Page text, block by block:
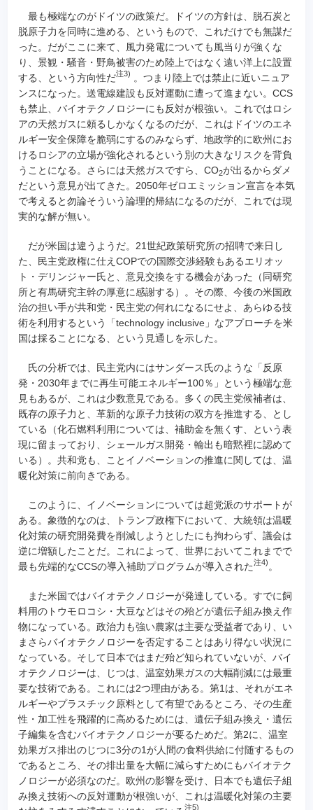
最も極端なのがドイツの政策だ。ドイツの方針は、脱石炭と
脱原子力を同時に進める、というもので、これだけでも無謀だ
った。だがここに来て、風力発電についても風当りが強くな
り、景観・騒音・野鳥被害のため陸上ではなく遠い洋上に設置
する、という方向性だ注3) 。つまり陸上では禁止に近いニュア
ンスになった。送電線建設も反対運動に遭って進まない。CCS
も禁止、バイオテクノロジーにも反対が根強い。これではロシ
アの天然ガスに頼るしかなくなるのだが、これはドイツのエネ
ルギー安全保障を脆弱にするのみならず、地政学的に欧州にお
けるロシアの立場が強化されるという別の大きなリスクを背負
うことになる。さらには天然ガスですら、CO2が出るからダメ
だという意見が出てきた。2050年ゼロエミッション宣言を本気
で考えると勿論そういう論理的帰結になるのだが、これでは現
実的な解が無い。
だが米国は違うようだ。21世紀政策研究所の招聘で来日し
た、民主党政権に仕えCOPでの国際交渉経験もあるエリオッ
ト・デリンジャー氏と、意見交換をする機会があった（同研究
所と有馬研究主幹の厚意に感謝する）。その際、今後の米国政
治の担い手が共和党・民主党の何れになるにせよ、あらゆる技
術を利用するという「technology inclusive」なアプローチを米
国は採ることになる、という見通しを示した。
氏の分析では、民主党内にはサンダース氏のような「反原
発・2030年までに再生可能エネルギー100％」という極端な意
見もあるが、これは少数意見である。多くの民主党候補者は、
既存の原子力と、革新的な原子力技術の双方を推進する、とし
ている（化石燃料利用については、補助金を無くす、という表
現に留まっており、シェールガス開発・輸出も暗黙裡に認めて
いる）。共和党も、ことイノベーションの推進に関しては、温
暖化対策に前向きである。
このように、イノベーションについては超党派のサポートが
ある。象徴的なのは、トランプ政権下において、大統領は温暖
化対策の研究開発費を削減しようとしたにも拘わらず、議会は
逆に増額したことだ。これによって、世界においてこれまでで
最も先端的なCCSの導入補助プログラムが導入された注4) 。
また米国ではバイオテクノロジーが発達している。すでに飼
料用のトウモロコシ・大豆などはその殆どが遺伝子組み換え作
物になっている。政治力も強い農家は主要な受益者であり、い
まさらバイオテクノロジーを否定することはあり得ない状況に
なっている。そして日本ではまだ殆ど知られていないが、バイ
オテクノロジーは、じつは、温室効果ガスの大幅削減には最重
要な技術である。これには2つ理由がある。第1は、それがエネ
ルギーやプラスチック原料として有望であるところ、その生産
性・加工性を飛躍的に高めるためには、遺伝子組み換え・遺伝
子編集を含むバイオテクノロジーが要るためだ。第2に、温室
効果ガス排出のじつに3分の1が人間の食料供給に付随するもの
であるところ、その排出量を大幅に減らすためにもバイオテク
ノロジーが必須なのだ。欧州の影響を受け、日本でも遺伝子組
み換え技術への反対運動が根強いが、これは温暖化対策の主要
注5)